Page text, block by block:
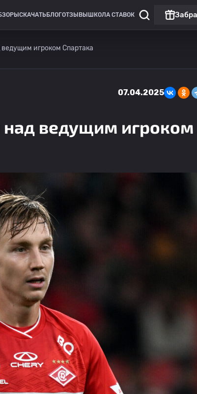
СКАЧАТЬ БЛОГОТЗЫВЫ ШКОЛА СТАВОК
игроком Спартака
07.04.2025
ведущим игроком